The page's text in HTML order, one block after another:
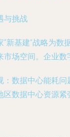
与挑战
“新基建”战略为
市场空间。企业
：数据中心能耗
数据中心资源紧